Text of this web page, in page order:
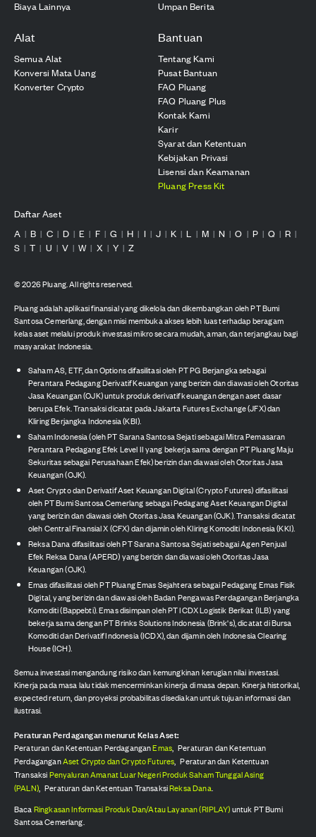
Biaya Lainnya
Umpan Berita
Alat
Semua Alat
Konversi Mata Uang
Konverter Crypto
Bantuan
Tentang Kami
Pusat Bantuan
FAQ Pluang
FAQ Pluang Plus
Kontak Kami
Karir
Syarat dan Ketentuan
Kebijakan Privasi
Lisensi dan Keamanan
Pluang Press Kit
Daftar Aset
A | B | C | D | E | F | G | H | I | J | K | L | M | N | O | P | Q | R |
S | T | U | V | W | X | Y | Z
©2026Pluang. All rights reserved.
Pluang adalah aplikasi finansial yang dikelola dan dikembangkan oleh PT Bumi
Santosa Cemerlang, dengan misi membuka akses lebih luas terhadap beragam
kelas aset melalui produk investasi mikro secara mudah, aman, dan terjangkau bagi
masyarakat Indonesia.
Saham AS, ETF, dan Options difasilitasi oleh PT PG Berjangka sebagai
Perantara Pedagang Derivatif Keuangan yang berizin dan diawasi oleh Otoritas
Jasa Keuangan (OJK) untuk produk derivatif keuangan dengan aset dasar
berupa Efek. Transaksi dicatat pada Jakarta Futures Exchange (JFX) dan
Kliring Berjangka Indonesia (KBI).
Saham Indonesia (oleh PT Sarana Santosa Sejati sebagai Mitra Pemasaran
Perantara Pedagang Efek Level II yang bekerja sama dengan PT Pluang Maju
Sekuritas sebagai Perusahaan Efek) berizin dan diawasi oleh Otoritas Jasa
Keuangan (OJK).
Aset Crypto dan Derivatif Aset Keuangan Digital (Crypto Futures) difasilitasi
oleh PT Bumi Santosa Cemerlang sebagai Pedagang Aset Keuangan Digital
yang berizin dan diawasi oleh Otoritas Jasa Keuangan (OJK). Transaksi dicatat
oleh Central Finansial X (CFX) dan dijamin oleh Kliring Komoditi Indonesia (KKI).
Reksa Dana difasilitasi oleh PT Sarana Santosa Sejati sebagai Agen Penjual
Efek Reksa Dana (APERD) yang berizin dan diawasi oleh Otoritas Jasa
Keuangan (OJK).
Emas difasilitasi oleh PT Pluang Emas Sejahtera sebagai Pedagang Emas Fisik
Digital, yang berizin dan diawasi oleh Badan Pengawas Perdagangan Berjangka
Komoditi (Bappebti). Emas disimpan oleh PT ICDX Logistik Berikat (ILB) yang
bekerja sama dengan PT Brinks Solutions Indonesia (Brink's), dicatat di Bursa
Komoditi dan Derivatif Indonesia (ICDX), dan dijamin oleh Indonesia Clearing
House (ICH).
Semua investasi mengandung risiko dan kemungkinan kerugian nilai investasi.
Kinerja pada masa lalu tidak mencerminkan kinerja di masa depan. Kinerja historikal,
expected return, dan proyeksi probabilitas disediakan untuk tujuan informasi dan
ilustrasi.
Peraturan Perdagangan menurut Kelas Aset:
Peraturan dan Ketentuan PerdaganganEmas, Peraturan dan Ketentuan
PerdaganganAset Crypto dan Crypto Futures, Peraturan dan Ketentuan
TransaksiPenyaluran Amanat Luar Negeri Produk Saham Tunggal Asing
(PALN), Peraturan dan Ketentuan TransaksiReksa Dana.
BacaRingkasan Informasi Produk Dan/Atau Layanan (RIPLAY)untuk PT Bumi
Santosa Cemerlang.